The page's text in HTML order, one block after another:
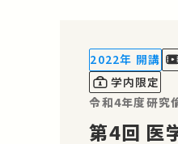
2022年 開講
学内限定
令和4年度研究
第4回 医学系からの話題提